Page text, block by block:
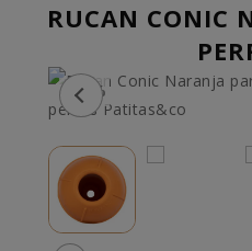
RUCAN CONIC
-15%